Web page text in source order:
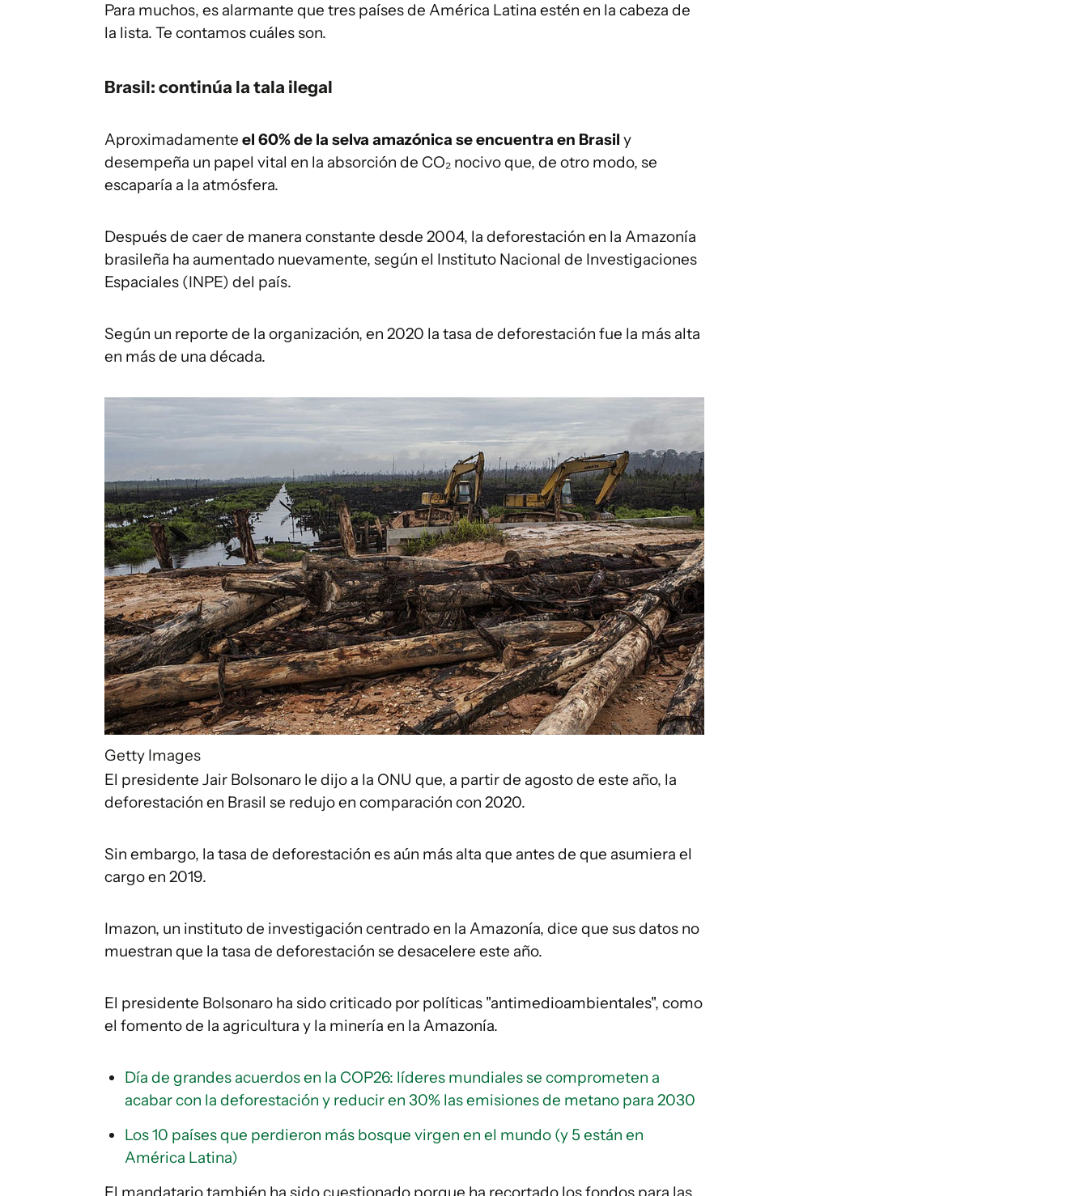
Para muchos, es alarmante que tres países de América Latina estén en la cabeza de
la lista. Te contamos cuáles son.
Brasil: continúa la tala ilegal
Aproximadamente el 60% de la selva amazónica se encuentra en Brasil y
desempeña un papel vital en la absorción de CO₂ nocivo que, de otro modo, se
escaparía a la atmósfera.
Después de caer de manera constante desde 2004, la deforestación en la Amazonía
brasileña ha aumentado nuevamente, según el Instituto Nacional de Investigaciones
Espaciales (INPE) del país.
Según un reporte de la organización, en 2020 la tasa de deforestación fue la más alta
en más de una década.
Getty Images
El presidente Jair Bolsonaro le dijo a la ONU que, a partir de agosto de este año, la
deforestación en Brasil se redujo en comparación con 2020.
Sin embargo, la tasa de deforestación es aún más alta que antes de que asumiera el
cargo en 2019.
Imazon, un instituto de investigación centrado en la Amazonía, dice que sus datos no
muestran que la tasa de deforestación se desacelere este año.
El presidente Bolsonaro ha sido criticado por políticas "antimedioambientales", como
el fomento de la agricultura y la minería en la Amazonía.
Día de grandes acuerdos en la COP26: líderes mundiales se comprometen a
acabar con la deforestación y reducir en 30% las emisiones de metano para 2030
Los 10 países que perdieron más bosque virgen en el mundo (y 5 están en
América Latina)
El mandatario también ha sido cuestionado porque ha recortado los fondos para las